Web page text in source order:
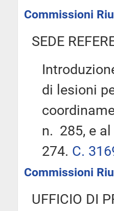
Commissioni
SEDE
di lesioni
n. 285, e
274. C.
Commissioni
UFFICIO DI